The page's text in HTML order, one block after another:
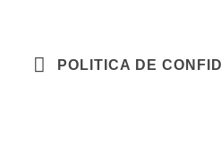
POLITICA DE